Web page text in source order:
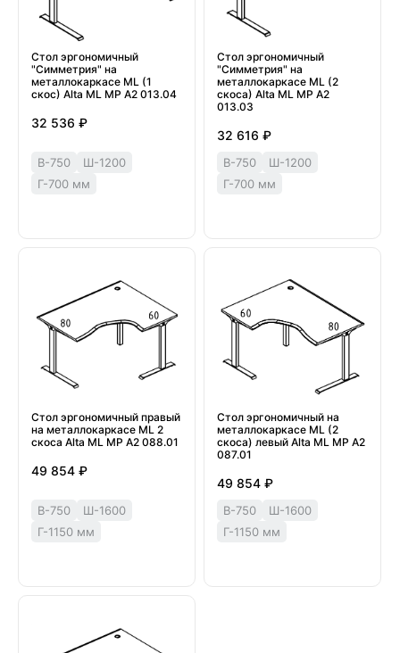
Стол эргономичный
"Симметрия" на
металлокаркасе МL (1
скос) Alta ML МР А2 013.04
32 536 ₽
В-750
Ш-1200
Г-700 мм
Стол эргономичный
"Симметрия" на
металлокаркасе МL (2
скоса) Alta ML МР А2
013.03
32 616 ₽
В-750
Ш-1200
Г-700 мм
Стол эргономичный правый
на металлокаркасе МL 2
скоса Alta ML МР А2 088.01
49 854 ₽
В-750
Ш-1600
Г-1150 мм
Стол эргономичный на
металлокаркасе МL (2
скоса) левый Alta ML МР А2
087.01
49 854 ₽
В-750
Ш-1600
Г-1150 мм